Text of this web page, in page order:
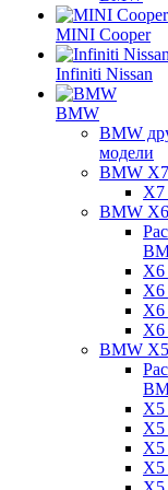
MINI Cooper
Infiniti Nissan
BMW
BMW
модели
BMW X7
X7
BMW X6
X6
X6
X6
X6
BMW X5
X5
X5
X5
X5